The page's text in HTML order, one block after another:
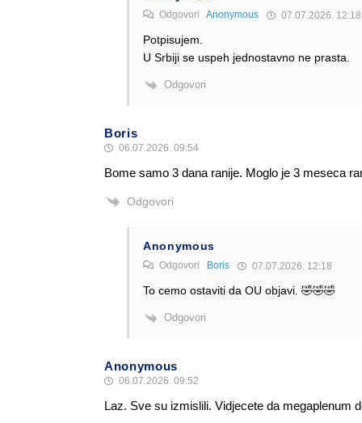
Odgovori Anonymous 07.07.2026. 12:18
Potpisujem.
U Srbiji se uspeh jednostavno ne prasta.
Odgovori
Boris
06.07.2026. 09:54
Bome samo 3 dana ranije. Moglo je 3 meseca
Odgovori
Anonymous
Odgovori Boris 07.07.2026. 12:18
To cemo ostaviti da OU objavi. 🤣🤣🤣
Odgovori
Anonymous
06.07.2026. 09:52
Laz. Sve su izmislili. Vidjecete da megaplenum